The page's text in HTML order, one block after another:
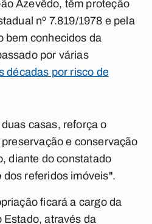
Azevêdo, têm proteção
nº 7.819/1978 e pela
bem conhecidos da
por várias
décadas por risco de
casas, reforça o
e conservação
diante do constatado
referidos imóveis".
ficará a cargo da
Estado, através da